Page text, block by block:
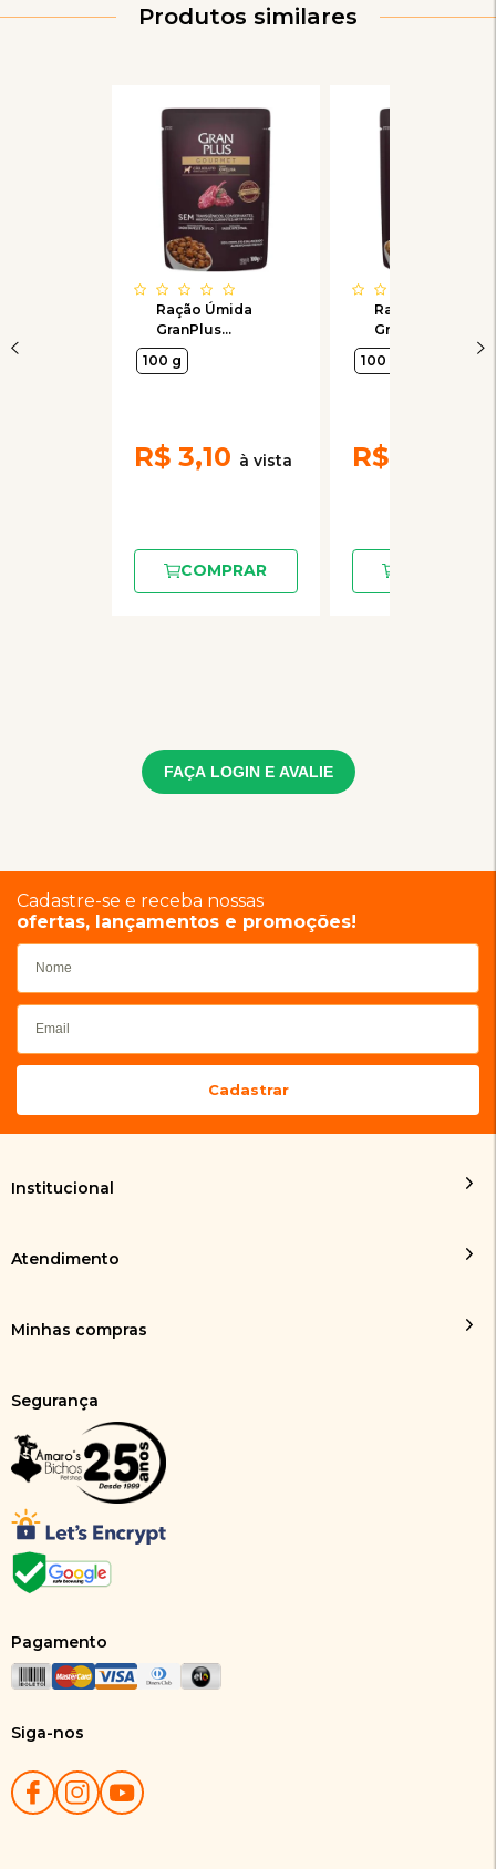
Produtos similares
Ração Úmida
GranPlus
Gourmet Sachê
Ovelha para
100 g
R$ 3,10
COMPRAR
Ração Úmida
GranPlus Menu
Sachê Frango
para Cães
100 g
R$
FAÇA LOGIN E AVALIE
Cadastre-se e receba nossas
ofertas, lançamentos e promoções!
Institucional
Atendimento
Minhas compras
Segurança
Pagamento
Siga-nos